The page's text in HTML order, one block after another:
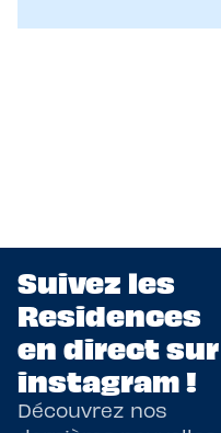
Suivez les
Residences
en direct sur
instagram !
Découvrez nos